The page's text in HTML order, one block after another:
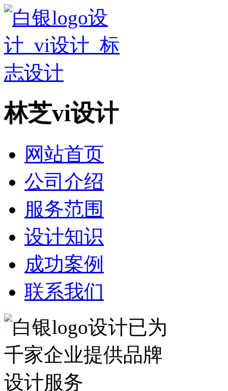
林芝vi设计
网站首页
公司介绍
服务范围
设计知识
成功案例
联系我们